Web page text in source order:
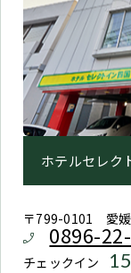
ホテルセレク
〒799-0101 愛媛
0896-
チェックイン